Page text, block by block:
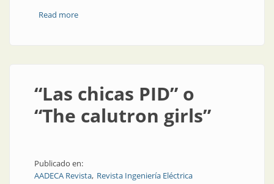
Read moreabout Sobre el ensayo de radiación solar
“Las chicas PID” o
“The calutron girls”
Publicado en:
AADECA Revista Revista Ingeniería Eléctrica